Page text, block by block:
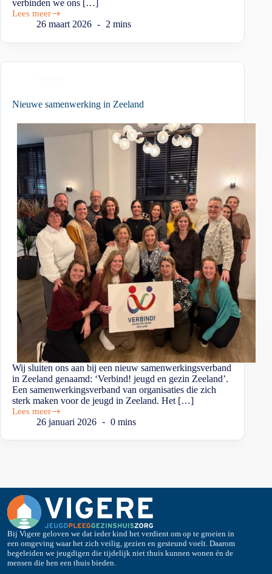
verbinden we ons […]
Lees meer
26 maart 2026 2 mins
Nieuwe samenwerking in Zeeland
Wij sluiten ons aan bij een nieuw samenwerkingsverband
in Zeeland genaamd: ‘Verbind! jeugd en gezin Zeeland’.
Een samenwerkingsverband van organisaties die zich
sterk maken voor de jeugd in Zeeland. Het […]
Lees meer
26 januari 2026 0 mins
Bij Vigere geloven we dat ieder kind het verdient om op te groeien in
een omgeving waar het zich veilig, gezien en gesteund voelt. Daarom
begeleiden we jeugdigen die tijdelijk niet thuis kunnen wonen én de
mensen die hen een thuis bieden.